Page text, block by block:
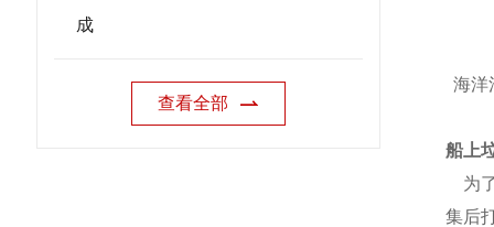
成
查看全部
海洋
船上
为了
集后